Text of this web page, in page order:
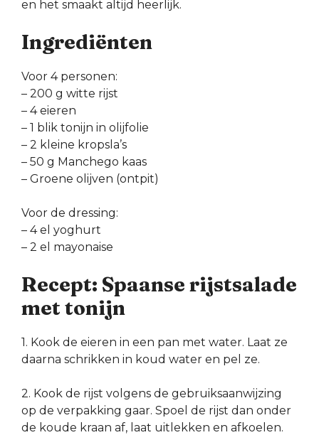
en het smaakt altijd heerlijk.
Ingrediënten
Voor 4 personen:
– 200 g witte rijst
– 4 eieren
– 1 blik tonijn in olijfolie
– 2 kleine kropsla’s
– 50 g Manchego kaas
– Groene olijven (ontpit)
Voor de dressing:
– 4 el yoghurt
– 2 el mayonaise
Recept: Spaanse rijstsalade
met tonijn
1. Kook de eieren in een pan met water. Laat ze
daarna schrikken in koud water en pel ze.
2. Kook de rijst volgens de gebruiksaanwijzing
op de verpakking gaar. Spoel de rijst dan onder
de koude kraan af, laat uitlekken en afkoelen.